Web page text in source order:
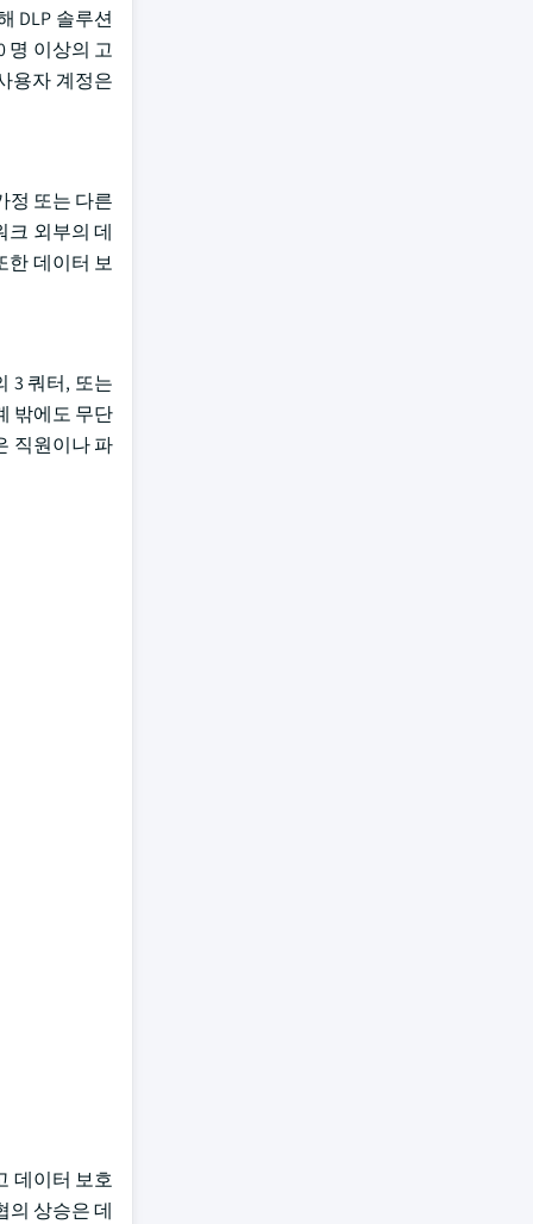
DLP 솔루션
명 이상의 고
용자 계정은
정 또는 다른
크 외부의 데
한 데이터 보
3 쿼터, 또는
밖에도 무단
직원이나 파
데이터 보호
의 상승은 데